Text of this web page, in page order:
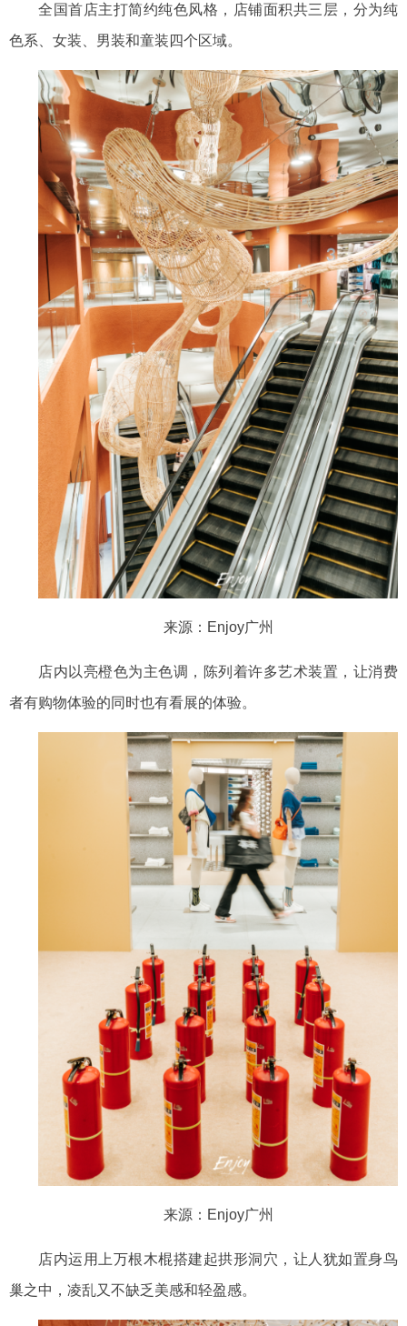
全国首店主打简约纯色风格，店铺面积共三层，分为纯
色系、女装、男装和童装四个区域。
来源： Enjoy广州
店内以亮橙色为主色调， 陈列着许多艺术装置 ，让消费
者有购物体验的同时也有看展的体验。
来源： Enjoy广州
店内运用上万根木棍搭建起拱形洞穴，让人犹如置身鸟
巢之中，凌乱又不缺乏美感和轻盈感。